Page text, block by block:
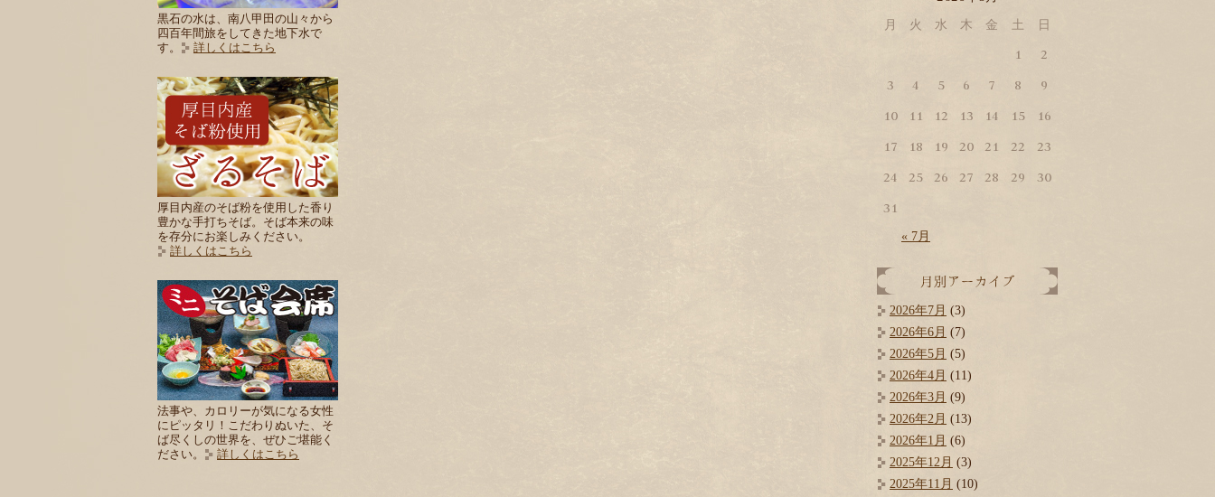
黒石の水は、南八甲田の山々から
四百年間旅をしてきた地下水で
す。
詳しくはこちら
厚目内産のそば粉を使用した香り
豊かな手打ちそば。そば本来の味
を存分にお楽しみください。
詳しくはこちら
法事や、カロリーが気になる女性
にピッタリ！こだわりぬいた、そ
ば尽くしの世界を、ぜひご堪能く
ださい。
詳しくはこちら
月 火 水 木 金 土 日
« 7月
1
2
3
4 5 6 7 8
9
10
11 12 13 14 15
16
17
18 19 20 21 22
23
24
25 26 27 28 29
30
31
2026年7月 (3)
2026年6月 (7)
2026年5月 (5)
2026年4月 (11)
2026年3月 (9)
2026年2月 (13)
2026年1月 (6)
2025年12月 (3)
2025年11月 (10)